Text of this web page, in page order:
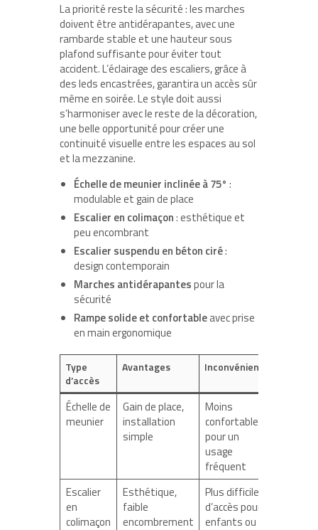
La priorité reste la sécurité : les marches
doivent être antidérapantes, avec une
rambarde stable et une hauteur sous
plafond suffisante pour éviter tout
accident. L’éclairage des escaliers, grâce à
des leds encastrées, garantira un accès sûr
même en soirée. Le style doit aussi
s’harmoniser avec le reste de la décoration,
une belle opportunité pour créer une
continuité visuelle entre les espaces au sol
et la mezzanine.
Échelle de meunier inclinée à 75° :
modulable et gain de place
Escalier en colimaçon: esthétique et
peu encombrant
Escalier suspendu en béton ciré:
design contemporain
Marches antidérapantespour la
sécurité
Rampe solide et confortableavec prise
en main ergonomique
Type
d’accès
Avantages Inconvénients
Échelle de
meunier
Gain de place,
installation
simple
Moins
confortable
pour un
usage
fréquent
Escalier
en
colimaçon
Esthétique,
faible
encombrement
Plus difficile
d’accès pour
enfants ou